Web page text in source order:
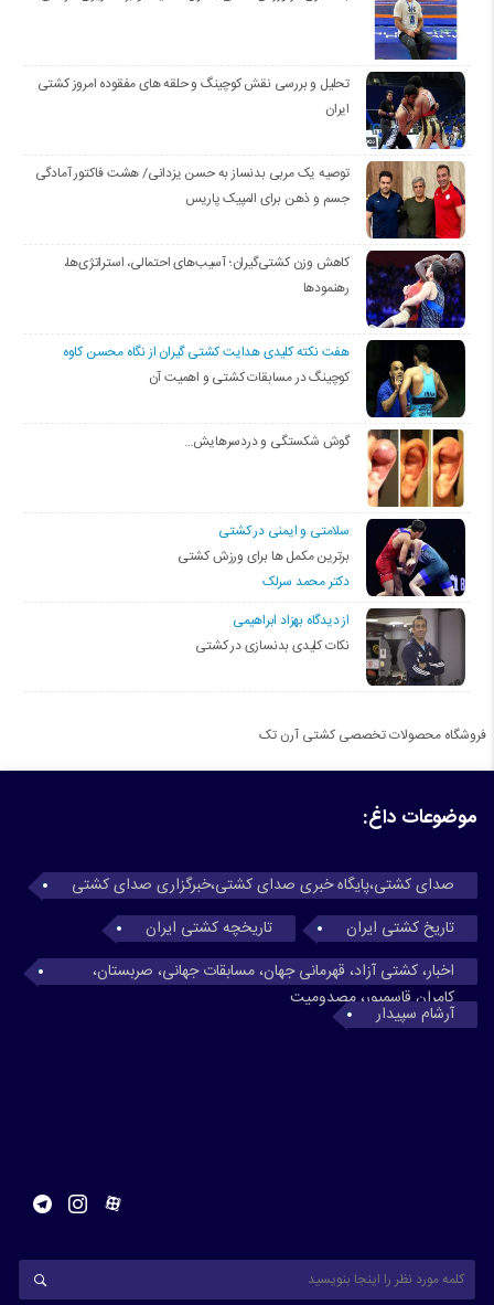
تحلیل و بررسی نقش کوچینگ و حلقه های مفقوده امروز کشتی
ایران
توصیه یک مربی بدنساز به حسن یزدانی/ هشت فاکتور آمادگی
جسم و ذهن برای المپیک پاریس
کاهش وزن کشتی‌گیران؛ آسیب‌های احتمالی، استراتژی‌ها،
رهنمودها
هفت نکته کلیدی هدایت کشتی گیران از نگاه محسن کاوه
کوچینگ در مسابقات کشتی و اهمیت آن
گوش شکستگی و دردسرهایش…
سلامتی و ایمنی در کشتی
برترین مکمل ها برای ورزش کشتی
دکتر محمد سرلک
از دیدگاه بهزاد ابراهیمی
نکات کلیدی بدنسازی در کشتی
فروشگاه محصولات تخصصی کشتی آرن تک
موضوعات داغ:
صدای کشتی،پایگاه خبری صدای کشتی،خبرگزاری صدای کشتی
تاریخ کشتی ایران
تاریخچه کشتی ایران
اخبار، کشتی آزاد، قهرمانی جهان، مسابقات جهانی، صربستان،
کامران قاسمپور، مصدومیت
آرشام سپیدار